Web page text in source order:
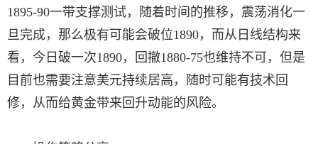
1895-90一带支撑测试，随着时间的推移，震荡消化一
旦完成，那么极有可能会破位1890，而从日线结构来
看，今日破一次1890，回撤1880-75也维持不可，但是
目前也需要注意美元持续居高，随时可能有技术回
修，从而给黄金带来回升动能的风险。